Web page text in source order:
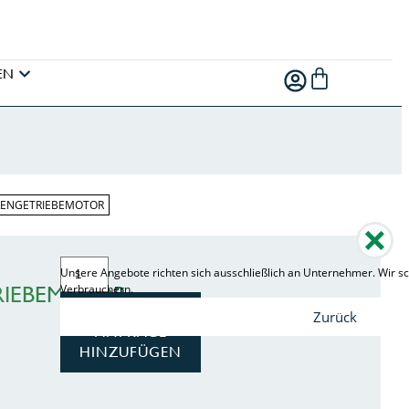
ANFRAGE
HINZUFÜGEN
Unsere Angebote richten sich ausschließlich an Unternehmer. Wir
Verbrauchern.
Zurück